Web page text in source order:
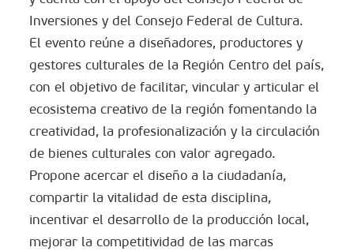
Inversiones y del Consejo Federal de Cultura.
El evento reúne a diseñadores, productores y
gestores culturales de la Región Centro del país,
con el objetivo de facilitar, vincular y articular el
ecosistema creativo de la región fomentando la
creatividad, la profesionalización y la circulación
de bienes culturales con valor agregado.
Propone acercar el diseño a la ciudadanía,
compartir la vitalidad de esta disciplina,
incentivar el desarrollo de la producción local,
mejorar la competitividad de las marcas